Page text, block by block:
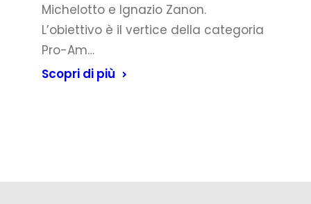
Michelotto e Ignazio Zanon.
L’obiettivo è il vertice della categoria
Pro-Am…
Scopri di più